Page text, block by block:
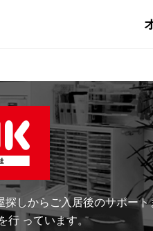
探しから ご入居後のサポート
行 っています。